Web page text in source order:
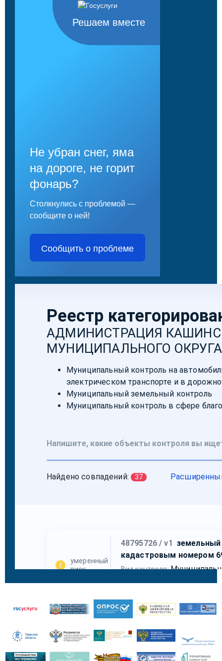
Решаем вместе
Не убран снег, яма
на дороге, не горит
фонарь?
Столкнулись с проблемой —
сообщите о ней!
Сообщить о проблеме